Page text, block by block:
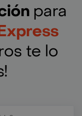
para
te lo